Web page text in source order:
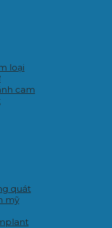
loại
cam
quát
mỹ